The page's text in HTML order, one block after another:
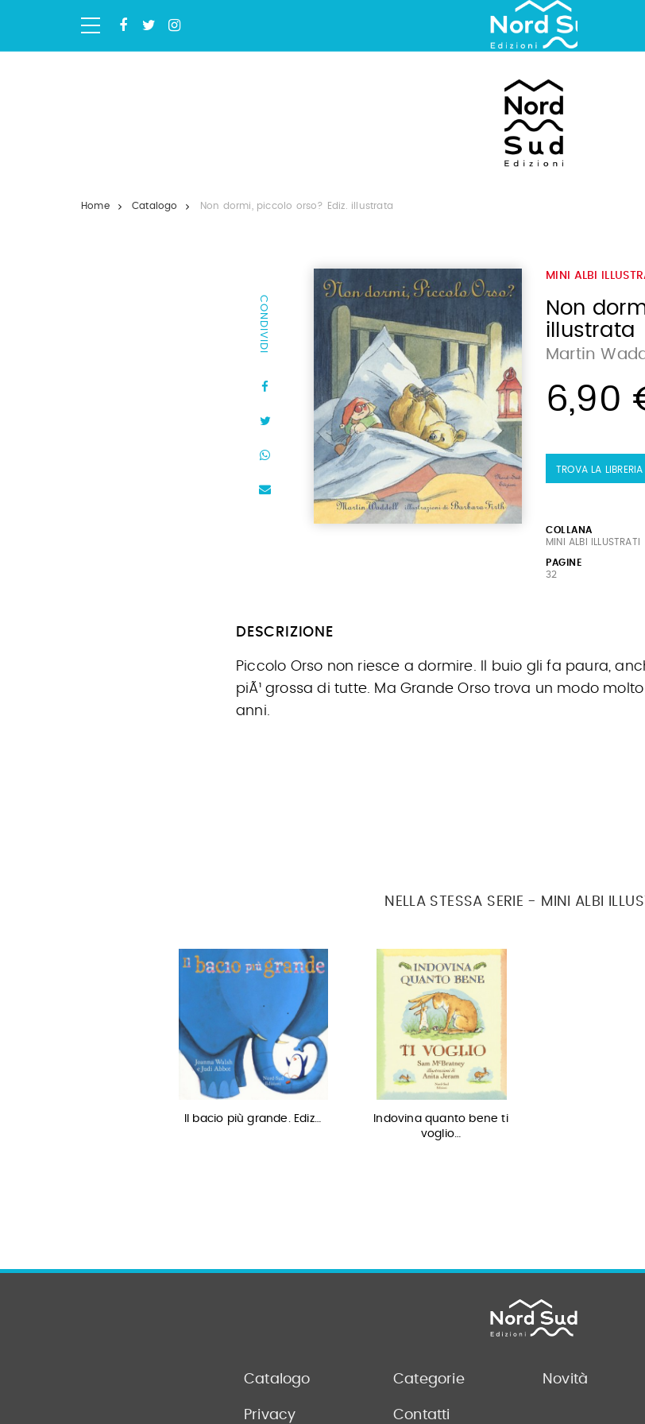
Home Catalogo Non dormi, piccolo orso? Ediz. illustrata
CONDIVIDI
MINI ALBI
Non
illustrata
Martin
6,90
TROVA LA
COLLANA
MINI ALBI ILLUSTRATI
PAGINE
32
DESCRIZIONE
Piccolo Orso non riesce a dormire. Il buio gli fa paura,
piÃ¹ grossa di tutte. Ma Grande Orso trova un modo
anni.
NELLA STESSA SERIE - MINI ALBI
Il bacio più grande. Ediz…
Indovina quanto bene ti
voglio…
Catalogo Categorie Novità
Privacy Contatti